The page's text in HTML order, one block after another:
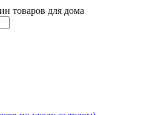
товаров для дома